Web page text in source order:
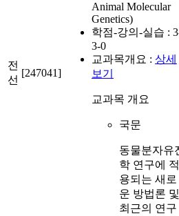
전
선
[247041]
Animal Molecular
Genetics)
학점-강의-실습 :
3-0
교과목개요 : 상세
보기
교과목 개요
국문
동물분자유
학 연구에 적
용되는 새로
운 방법론 및
최근의 연구